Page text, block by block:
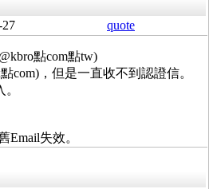
27 quote
點com點tw)
com)，但是一直收不到認證信。
Email失效。